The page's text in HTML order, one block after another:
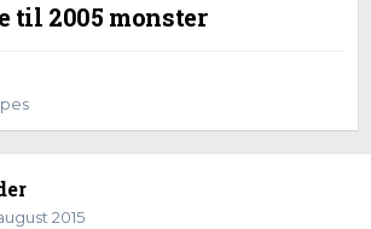
til 2005 monster
2015